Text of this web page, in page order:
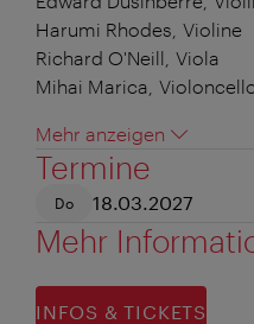
Harumi Rhodes, Violine
Richard O'Neill, Viola
Mihai Marica,
Mehr anzeigen
Termine
Do 18.03.2027
Mehr
INFOS & TICKETS